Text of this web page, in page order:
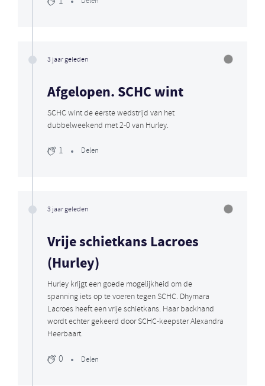
3 jaar geleden
Afgelopen. SCHC wint
SCHC wint de eerste wedstrijd van het
dubbelweekend met 2-0 van Hurley.
1 Delen
3 jaar geleden
Vrije schietkans Lacroes
(Hurley)
Hurley krijgt een goede mogelijkheid om de
spanning iets op te voeren tegen SCHC. Dhymara
Lacroes heeft een vrije schietkans. Haar backhand
wordt echter gekeerd door SCHC-keepster Alexandra
Heerbaart.
0 Delen